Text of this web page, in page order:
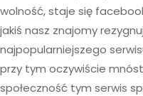
wolność, staje się
jakiś nasz znajomy
najpopularniejszego
przy tym oczywiście
społeczność tym serwis